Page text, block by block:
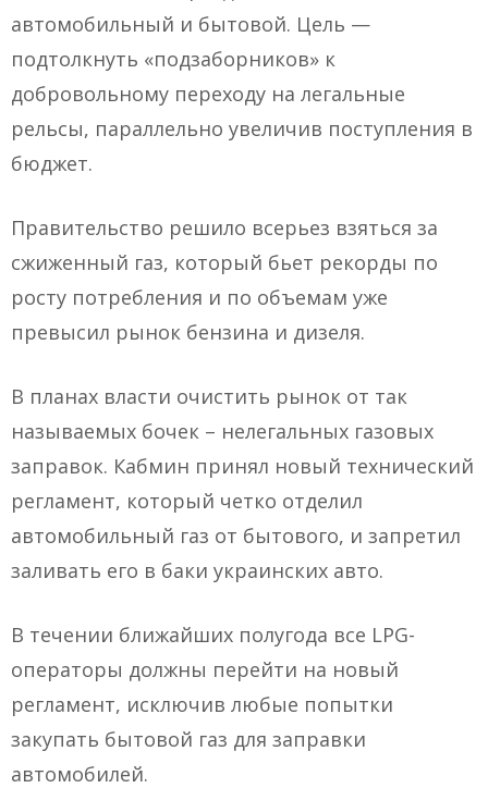
автомобильный и бытовой. Цель —
подтолкнуть «подзаборников» к
добровольному переходу на легальные
рельсы, параллельно увеличив поступления в
бюджет.
Правительство решило всерьез взяться за
сжиженный газ, который бьет рекорды по
росту потребления и по объемам уже
превысил рынок бензина и дизеля.
В планах власти очистить рынок от так
называемых бочек – нелегальных газовых
заправок. Кабмин принял новый технический
регламент, который четко отделил
автомобильный газ от бытового, и запретил
заливать его в баки украинских авто.
В течении ближайших полугода все LPG-
операторы должны перейти на новый
регламент, исключив любые попытки
закупать бытовой газ для заправки
автомобилей.